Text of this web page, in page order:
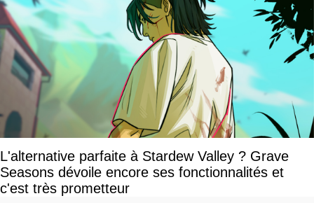
L'alternative parfaite à Stardew Valley ? Grave
Seasons dévoile encore ses fonctionnalités et
c'est très prometteur